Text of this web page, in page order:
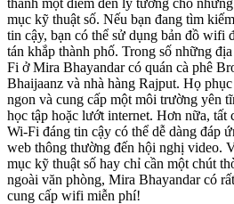
mục kỹ thuật số. Nếu bạn đang tìm
tin cậy, bạn có thể sử dụng bản đồ wifi
tán khắp thành phố. Trong số những
Fi ở Mira Bhayandar có quán cà phê
Bhaijaanz và nhà hàng Rajput. Họ
ngon và cung cấp một môi trường yên
học tập hoặc lướt internet. Hơn nữa, tất
Wi-Fi đáng tin cậy có thể dễ dàng đáp
web thông thường đến hội nghị video.
mục kỹ thuật số hay chỉ cần một chút
ngoài văn phòng, Mira Bhayandar có
cung cấp wifi miễn phí!